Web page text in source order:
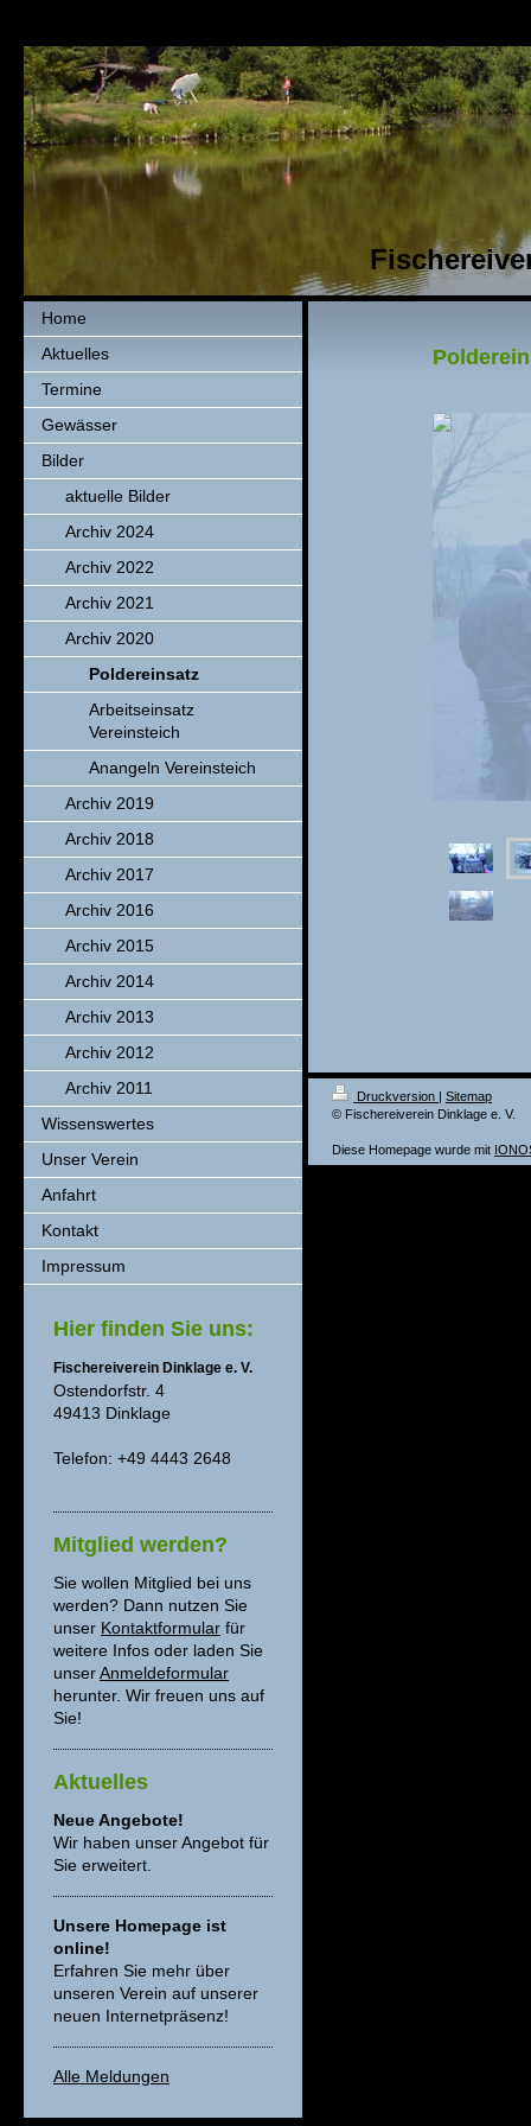
Home
Aktuelles
Termine
Gewässer
Bilder
aktuelle Bilder
Archiv 2024
Archiv 2022
Archiv 2021
Archiv 2020
Poldereinsatz
Arbeitseinsatz
Vereinsteich
Anangeln Vereinsteich
Archiv 2019
Archiv 2018
Archiv 2017
Archiv 2016
Archiv 2015
Archiv 2014
Archiv 2013
Archiv 2012
Archiv 2011
Wissenswertes
Unser Verein
Anfahrt
Kontakt
Impressum
Hier finden Sie uns:
Fischereiverein Dinklage e. V.
Ostendorfstr. 4
49413 Dinklage
Telefon: +49 4443 2648
Mitglied werden?
Sie wollen Mitglied bei uns
werden? Dann nutzen Sie
unser Kontaktformular für
weitere Infos oder laden Sie
unserAnmeldeformular
herunter. Wir freuen uns auf
Sie!
Aktuelles
Neue Angebote!
Wir haben unser Angebot für
Sie erweitert.
Unsere Homepage ist
online!
Erfahren Sie mehr über
unseren Verein auf unserer
neuen Internetpräsenz!
Alle Meldungen
Druckversion | Sitemap
© Fischereiverein Dinklage e. V.
Diese Homepage wurde mit